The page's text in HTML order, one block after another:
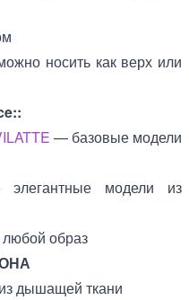
носить как верх или
— базовые модели
модели из
образ
дышащей ткани